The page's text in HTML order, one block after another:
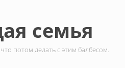
семья
потом делать с этим балбесом.